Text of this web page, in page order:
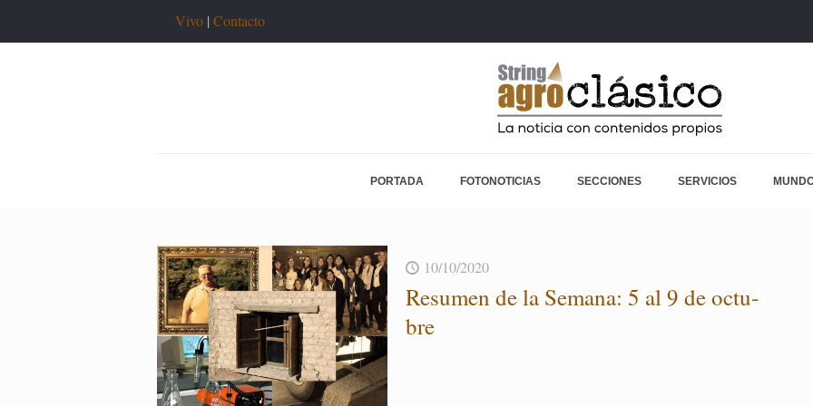
Vivo | Contacto
PORTADA FOTONOTICIAS SECCIONES SERVICIOS
10/10/2020
Re­su­men de la Se­ma­na: 5 al 9 de oc­tu­
bre